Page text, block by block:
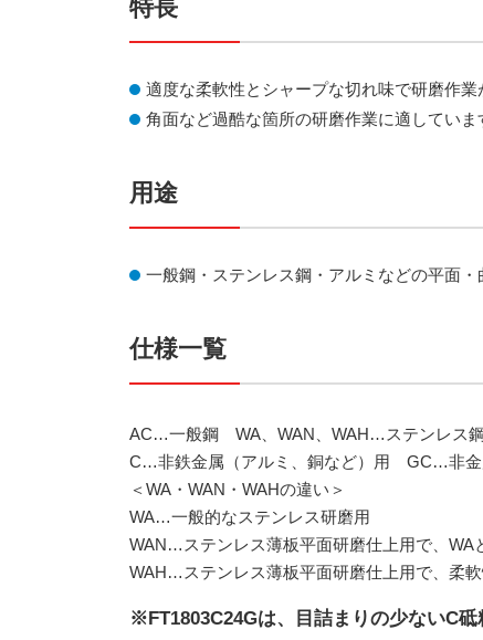
特長
適度な柔軟性とシャープな切れ味で研磨作業
角面など過酷な箇所の研磨作業に適していま
用途
一般鋼・ステンレス鋼・アルミなどの平面
仕様一覧
AC…一般鋼 WA、WAN、WAH…ステンレス
C…非鉄金属（アルミ、銅など）用 GC…非金
＜WA・WAN・WAHの違い＞
WA…一般的なステンレス研磨用
WAN…ステンレス薄板平面研磨仕上用で、WA
WAH…ステンレス薄板平面研磨仕上用で、柔軟
※FT1803C24Gは、目詰まりの少ないC